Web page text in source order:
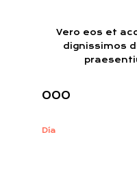
Vero eos et
dignissimos
000
Día